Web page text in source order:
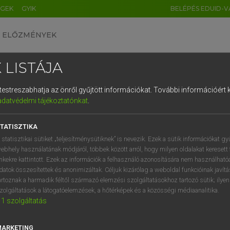
GYIK BELÉPÉS EDUID-
ELŐZMÉNYEK
uniós terminológiai szótár
VAN ELŐFIZETÉSED?
előfizetésem a teljes szócikk
NINCS ELŐFIZETÉSED?
LISTÁJA
az önről gyűjtött információkat. További információért
tájékoztatónkat.
statisztikai sütiket „teljesítménysütiknek” is nevezik. Ezek a sütik információkat
használatának módjáról, többek között arról, hogy milyen oldalakat keresett
kattintott. Ezek az információk a felhasználó azonosítására nem
összesítettek és anonimizáltak. Céljuk kizárólag a weboldal funkcióinak
a harmadik féltől származó elemzési szolgáltatásokhoz tartozó sütik;
a látogatóelemzések, a hőtérképek és a közösségi médiaanalitika.
1 szolgáltatás
DE CN FR ES IT NL
1 2 3 4 5 6 7 8 9
q w e r t z u i
a s d f g h j k l é
í y x c v b n m , .